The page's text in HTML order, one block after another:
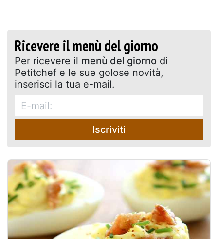
Ricevere il menù del giorno
Per ricevere il menù del giorno di
Petitchef e le sue golose novità,
inserisci la tua e-mail.
Iscriviti